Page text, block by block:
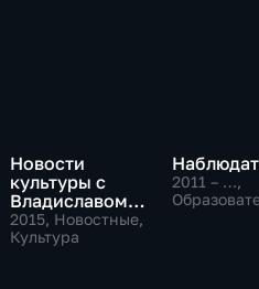
Новости
культуры с
Владиславом
Флярковским
2015, Новостные,
Культура
2011 – …,